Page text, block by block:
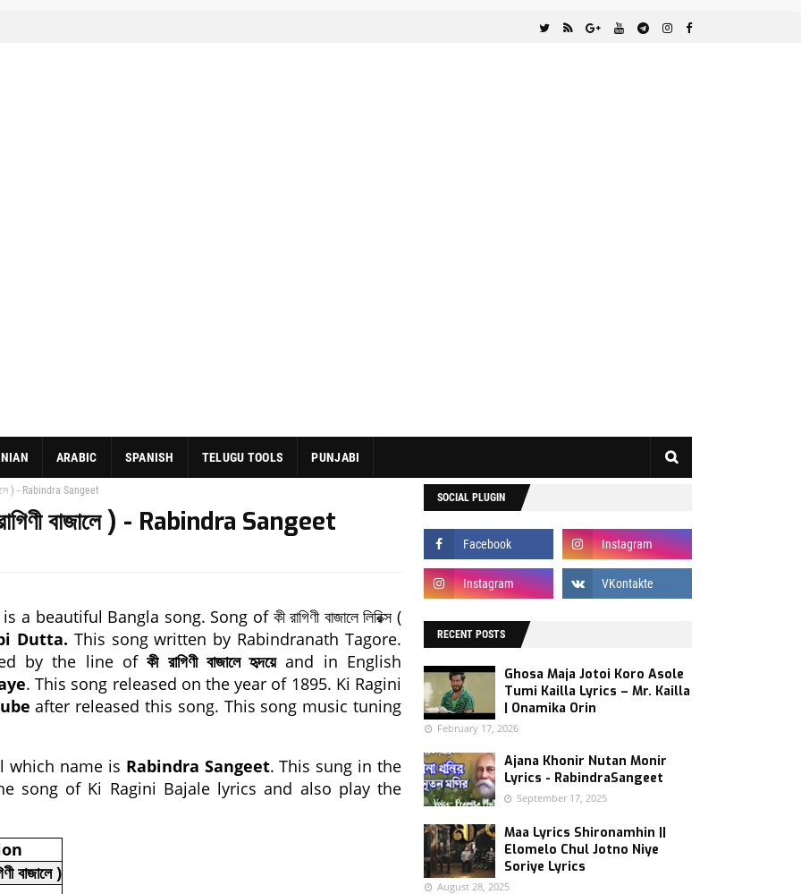
ARABIC SPANISH TELUGU TOOLS PUNJABI
) - Rabindra Sangeet
বাজালে ) - Rabindra Sangeet
a beautiful Bangla song. Song of কী রাগিণী বাজালে লিরিক্স (
Dutta. This song written by Rabindranath Tagore.
by the line ofকী রাগিণী বাজালে হৃদয়েand in English
. This song released on the year of 1895. Ki Ragini
after released this song. This song music tuning
which name is Rabindra Sangeet. This sung in the
song of Ki Ragini Bajale lyrics and also play the
বাজালে )
SOCIAL PLUGIN
RECENT POSTS
Ghosa Maja Jotoi Koro Asole
Tumi Kailla Lyrics – Mr. Kailla
| Onamika Orin
February 17, 2026
Ajana Khonir Nutan Monir
Lyrics - RabindraSangeet
September 17, 2025
Maa Lyrics Shironamhin ||
Elomelo Chul Jotno Niye
Soriye Lyrics
August 28, 2025